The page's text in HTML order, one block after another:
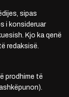
sipas
i konsideruar
Kjo ka qenë
redaksisë.
prodhime të